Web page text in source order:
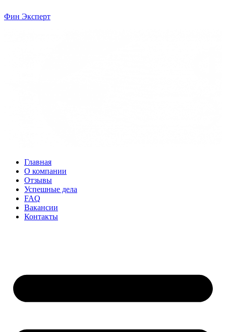
Фин Эксперт
Главная
О компании
Отзывы
Успешные дела
FAQ
Вакансии
Контакты